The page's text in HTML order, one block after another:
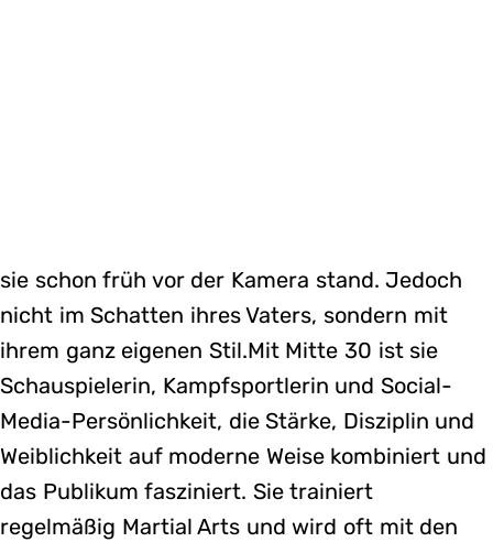
sie schon früh vor der Kamera stand. Jedoch
nicht im Schatten ihres Vaters, sondern mit
ihrem ganz eigenen Stil.Mit Mitte 30 ist sie
Schauspielerin, Kampfsportlerin und Social-
Media-Persönlichkeit, die Stärke, Disziplin und
Weiblichkeit auf moderne Weise kombiniert und
das Publikum fasziniert. Sie trainiert
regelmäßig Martial Arts und wird oft mit den